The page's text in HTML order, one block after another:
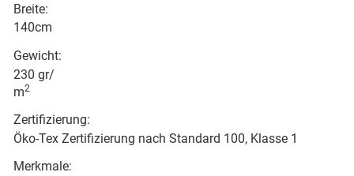
Breite:
140cm
Gewicht:
230 gr/
m2
Zertifizierung:
Öko-Tex Zertifizierung nach Standard 100, Klasse 1
Merkmale: